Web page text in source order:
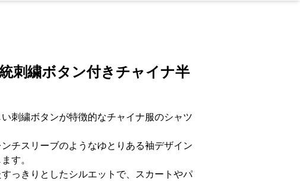
刺繍ボタン付きチャイナ半
刺繍ボタンが特徴的なチャイナ服のシャツ
チスリーブのようなゆとりある袖デザイン
す。
っきりとしたシルエットで、スカートやパ